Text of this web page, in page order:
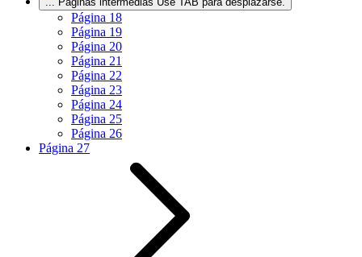
Página 18
Página 19
Página 20
Página 21
Página 22
Página 23
Página 24
Página 25
Página 26
Página 27